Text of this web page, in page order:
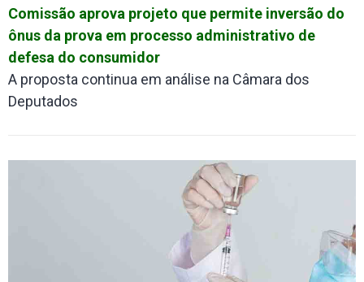
Comissão aprova projeto que permite inversão do
ônus da prova em processo administrativo de
defesa do consumidor
A proposta continua em análise na Câmara dos
Deputados